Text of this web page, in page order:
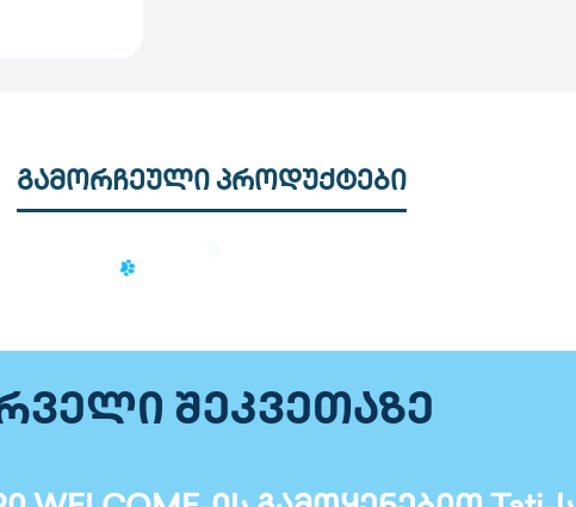
გამორჩეული პროდუქტები
შეკვეთაზე